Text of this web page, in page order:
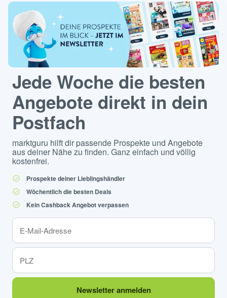
Jede Woche die besten
Angebote direkt in dein
Postfach
marktguru hilft dir passende Prospekte und Angebote
aus deiner Nähe zu finden. Ganz einfach und völlig
kostenfrei.
Prospekte deiner Lieblingshändler
Wöchentlich die besten Deals
Kein Cashback Angebot verpassen
Newsletter anmelden